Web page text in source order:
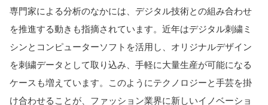
専門家による分析のなかには、デジタル技術との組み合わせ
を推進する動きも指摘されています。近年はデジタル刺繍ミ
シンとコンピューターソフトを活用し、オリジナルデザイン
を刺繍データとして取り込み、手軽に大量生産が可能になる
ケースも増えています。このようにテクノロジーと手芸を掛
け合わせることが、ファッション業界に新しいイノベーショ